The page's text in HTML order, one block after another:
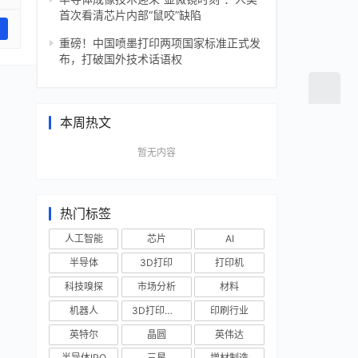
首次看清芯片内部“鼠咬”缺陷
重磅！中国喷墨打印两项国家标准正式发
布，打破国外技术话语权
本周热文
暂无内容
热门标签
人工智能 芯片
AI
半导体
3D打印
打印机
科技嗅探
市场分析
材料
机器人
3D打印技术
印刷行业
英特尔
晶圆
英伟达